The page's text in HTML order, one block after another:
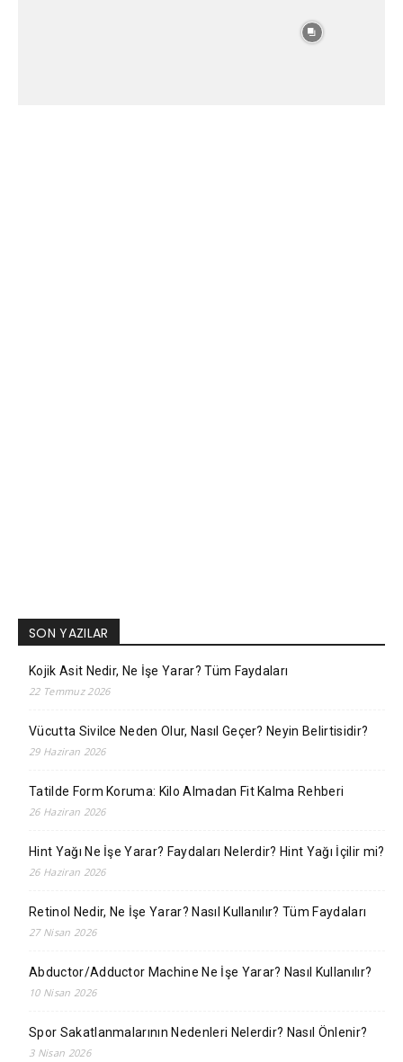
SON YAZILAR
Kojik Asit Nedir, Ne İşe Yarar? Tüm Faydaları
22 Temmuz 2026
Vücutta Sivilce Neden Olur, Nasıl Geçer? Neyin Belirtisidir?
29 Haziran 2026
Tatilde Form Koruma: Kilo Almadan Fit Kalma Rehberi
26 Haziran 2026
Hint Yağı Ne İşe Yarar? Faydaları Nelerdir? Hint Yağı İçilir mi?
26 Haziran 2026
Retinol Nedir, Ne İşe Yarar? Nasıl Kullanılır? Tüm Faydaları
27 Nisan 2026
Abductor/Adductor Machine Ne İşe Yarar? Nasıl Kullanılır?
10 Nisan 2026
Spor Sakatlanmalarının Nedenleri Nelerdir? Nasıl Önlenir?
3 Nisan 2026